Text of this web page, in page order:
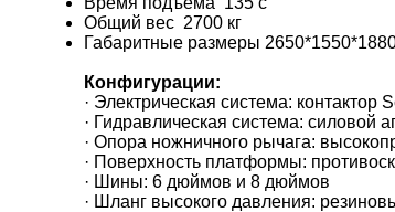
Общий вес 2700 кг
Габаритные размеры
Конфигурации:
· Электрическая система: контактор
· Гидравлическая система: силовой
· Опора ножничного рычага:
· Поверхность платформы:
· Шины: 6 дюймов и 8 дюймов
· Шланг высокого давления: